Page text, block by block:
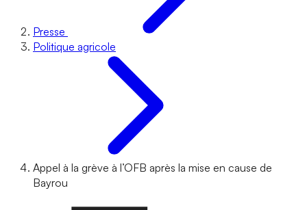
Presse
Politique agricole
Appel à la grève à l’OFB après la mise en cause de
Bayrou